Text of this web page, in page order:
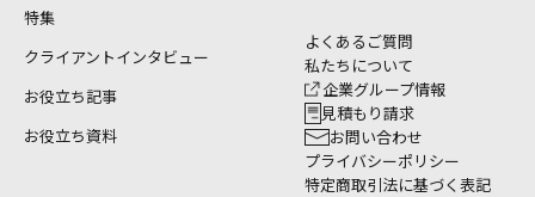
特集
クライアントインタビュー
お役立ち記事
お役立ち資料
よくあるご質問
私たちについて
企業グループ情報
見積もり請求
お問い合わせ
プライバシーポリシー
特定商取引法に基づく表記